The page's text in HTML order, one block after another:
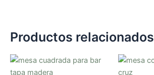
Productos relacionados